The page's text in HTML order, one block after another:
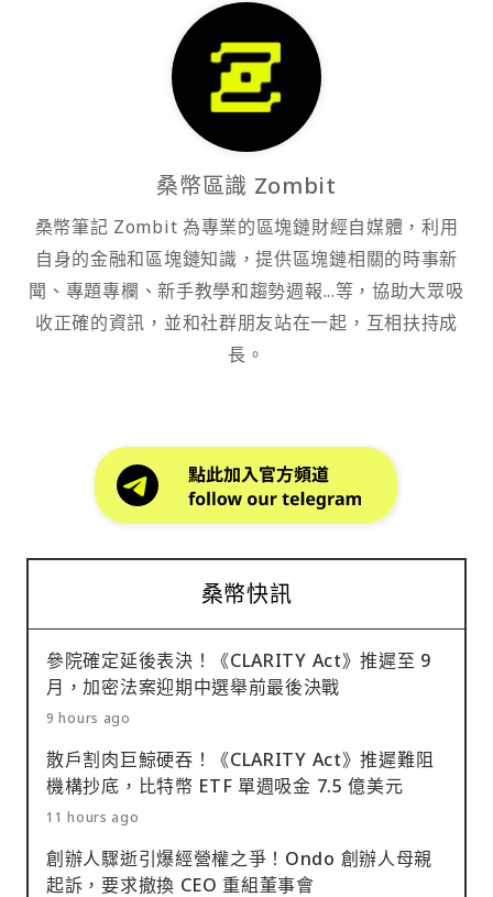
桑幣區識 Zombit
桑幣筆記 Zombit 為專業的區塊鏈財經自媒體，利用
自身的金融和區塊鏈知識，提供區塊鏈相關的時事新
聞、專題專欄、新手教學和趨勢週報...等，協助大眾吸
收正確的資訊，並和社群朋友站在一起，互相扶持成
長。
桑幣快訊
參院確定延後表決！《CLARITY Act》推遲至 9
月，加密法案迎期中選舉前最後決戰
9 hours ago
散戶割肉巨鯨硬吞！《CLARITY Act》推遲難阻
機構抄底，比特幣 ETF 單週吸金 7.5 億美元
11 hours ago
創辦人驟逝引爆經營權之爭！Ondo 創辦人母親
起訴，要求撤換 CEO 重組董事會